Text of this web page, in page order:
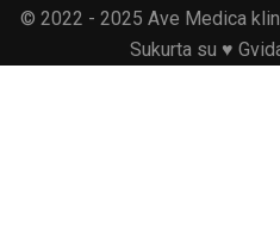
© 2022 - 2025 Ave Medica
Sukurta su ♥